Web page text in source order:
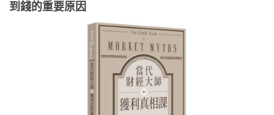
到錢的重要原因